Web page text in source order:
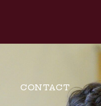
CONTACT